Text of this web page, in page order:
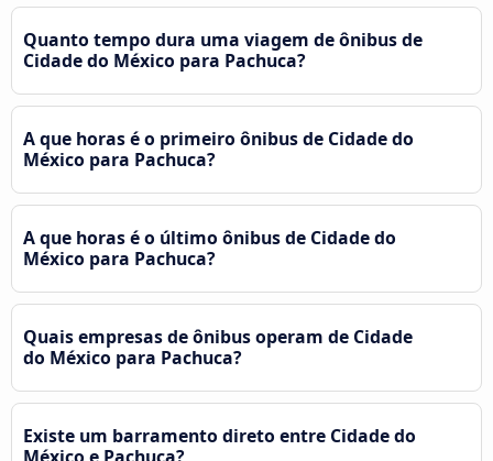
Quanto tempo dura uma viagem de ônibus de
Cidade do México para Pachuca?
A que horas é o primeiro ônibus de Cidade do
México para Pachuca?
A que horas é o último ônibus de Cidade do
México para Pachuca?
Quais empresas de ônibus operam de Cidade
do México para Pachuca?
Existe um barramento direto entre Cidade do